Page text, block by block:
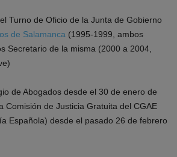
Turno de Oficio de la Junta de Gobierno
de Salamanca (1995-1999, ambos
Secretario de la misma (2000 a 2004,
de Abogados desde el 30 de enero de
Comisión de Justicia Gratuita del CGAE
Española) desde el pasado 26 de febrero